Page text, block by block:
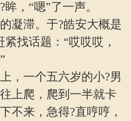
，“嗯”了一声。
凝滞。于?皓安大概是
找话题：“哎哎哎，
，一个五六岁的小?男
上爬，爬到一半就卡
不来，急得?直哼哼，